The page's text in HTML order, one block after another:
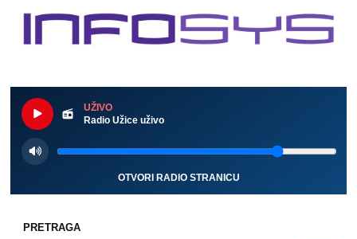
UŽIVO
Radio Užice uživo
OTVORI RADIO STRANICU
PRETRAGA